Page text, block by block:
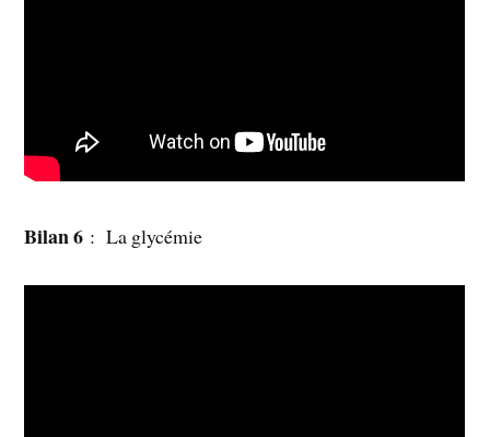
Bilan 6 : La glycémie